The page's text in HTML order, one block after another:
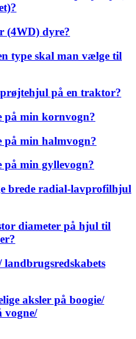
(4WD) dyre?
type skal man vælge til
på en traktor?
på min kornvogn?
på min halmvogn?
min gyllevogn?
brede radial-lavprofilhjul
diameter på hjul til
aksler på boogie/
vogne/